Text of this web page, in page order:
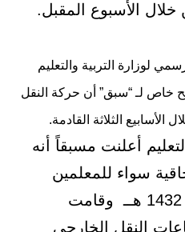
الأسبوع المقبل.
لوزارة التربية والتعليم
خاص لـ “سبق” أن حركة النقل
الثلاثة القادمة.
أعلنت مسبقاً أنه
سواء للمعلمين
والمعلمات للعام الحالي 1432 هــ وقامت
النقل الخارجي